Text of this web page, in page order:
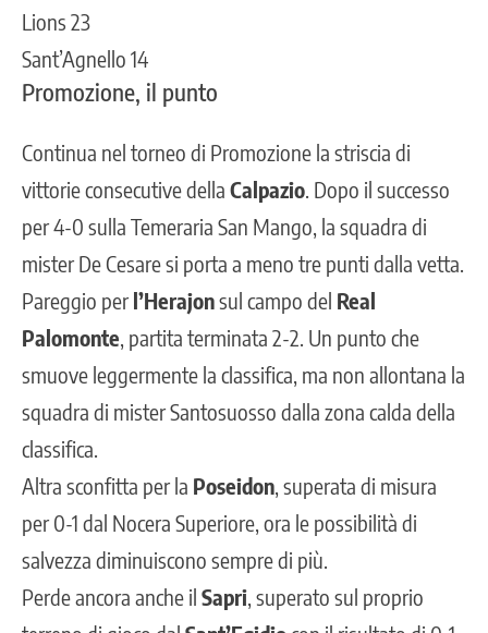
Lions 23
Sant’Agnello 14
Promozione, il punto
Continua nel torneo di Promozione la striscia di
vittorie consecutive della Calpazio. Dopo il successo
per 4-0 sulla Temeraria San Mango, la squadra di
mister De Cesare si porta a meno tre punti dalla vetta.
Pareggio perl’Herajonsul campo del Real
Palomonte, partita terminata 2-2. Un punto che
smuove leggermente la classifica, ma non allontana la
squadra di mister Santosuosso dalla zona calda della
classifica.
Altra sconfitta per la Poseidon, superata di misura
per 0-1 dal Nocera Superiore, ora le possibilità di
salvezza diminuiscono sempre di più.
Perde ancora anche il Sapri, superato sul proprio